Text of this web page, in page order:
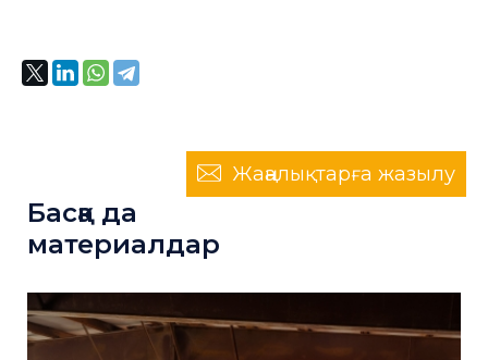
Жаңалықтарға жазылу
Басқа да
материалдар